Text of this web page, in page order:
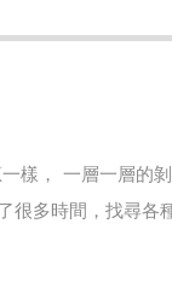
樣， 一層一層的
很多時間，找尋各